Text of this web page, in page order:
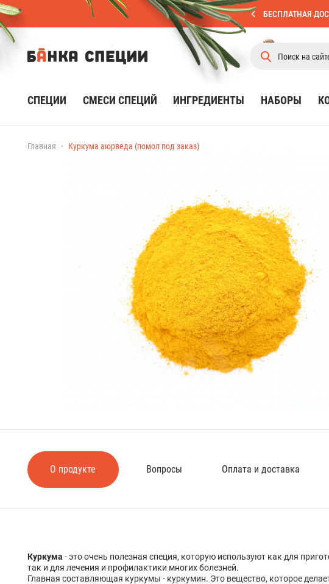
БЕСПЛАТНАЯ
СПЕЦИИ СМЕСИ СПЕЦИЙ ИНГРЕДИЕНТЫ НАБОРЫ
Главная Куркума аюрведа (помол под заказ)
О продукте Вопросы Оплата и доставка
Куркума - это очень полезная специя, которую используют как для
так и для лечения и профилактики многих болезней.
Главная составляющая куркумы - куркумин. Это вещество, которое